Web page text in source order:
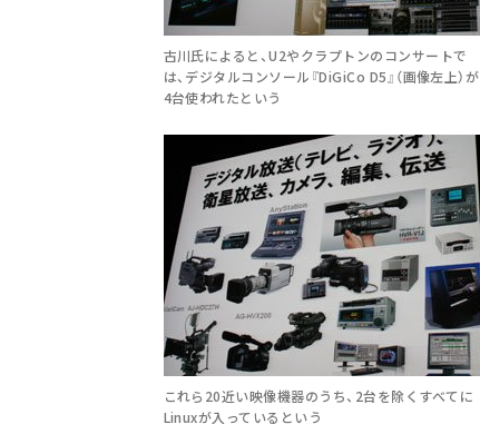
古川氏によると、U2やクラプトンのコンサートで
は、デジタルコンソール『DiGiCo D5』（画像左上）が
4台使われたという
これら20近い映像機器のうち、2台を除くすべてに
Linuxが入っているという